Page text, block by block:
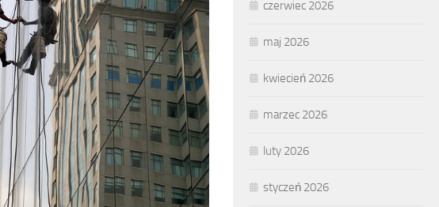
czerwiec 2026
maj 2026
kwiecień 2026
marzec 2026
luty 2026
styczeń 2026